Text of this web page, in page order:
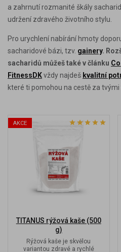
a zahrnutí rozmanité škály
udržení zdravého životního stylu.
Pro urychlení nabírání hmoty
sacharidové bázi, tzv. gainery.
sacharidů můžeš také v článku
FitnessDKvždy najdeš kvalitní
které ti pomohou na cestě za tvými
AKCE
TITANUS rýžová kaše (500
g)
Rýžová kaše je skvělou
variantou zdravé a rychlé